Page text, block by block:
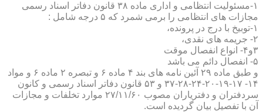
۱-مسئولیت انتظامی و اداری ماده ۳۸ قانون دفاتر اسناد رسمی
مجازات های انتظامی را برمی شمرد که ۵ درجه شامل :
۱-توبیخ با درج در پرونده،
۲- جریمه های نقدی،
۳و۴- انواع انفصال موقت
۵- انفصال دائم می باشد
و طبق ماده ۲۹ آئین نامه های بند ۴ ماده ۶ و تبصره ۲ ماده ۶ و مواد
۱۴- ۱۷-۱۹-۲۰-۲۴-۲۸-۳۷ و ۵۳ قانون دفاتر اسناد رسمی و کانون
سردفتران و دفتریاران مصوب ۲۷/۱۱/۶۰ موارد تخلفات و مجازات
آن با تفصیل بیان گردیده است.